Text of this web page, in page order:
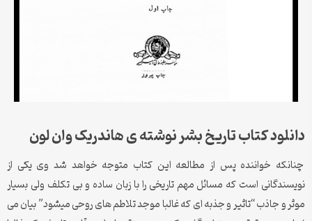
دانلود کتاب تاریخ بشر نوشته ی هاندریک وان لون
چنانکه خواننده پس از مطالعه این کتاب متوجه خواهد شد وی یکی از
نویسندگانی است که مسائل مهم تاریخی را با زبان ساده و بی تکلف ولی بسیار
موثر و جاذب “تاثیر و جذبه ای که غالبا موجد تلاطم های روحی میشود” بیان می